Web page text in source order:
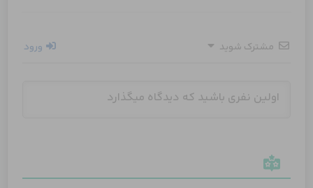
مشترک شوید ورود